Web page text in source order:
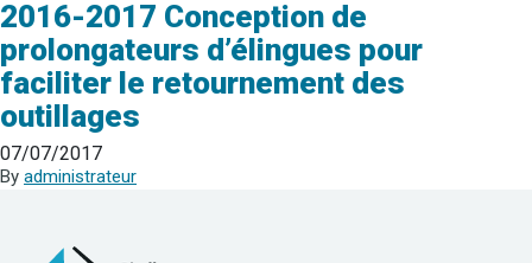
2016-2017 Conception de
prolongateurs d’élingues pour
faciliter le retournement des
outillages
07/07/2017
By administrateur